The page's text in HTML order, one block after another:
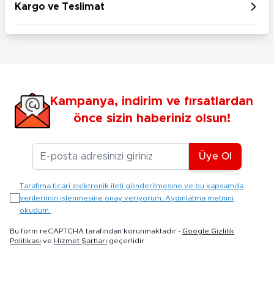
Kargo ve Teslimat
Kampanya, indirim ve fırsatlardan
önce sizin haberiniz olsun!
E-posta Adresiniz
Üye Ol
Tarafıma ticari elektronik ileti gönderilmesine ve bu kapsamda
verilerimin işlenmesine onay veriyorum. Aydınlatma metnini
okudum.
Bu form reCAPTCHA tarafından korunmaktadır - Google Gizlilik
Politikası ve Hizmet Şartları geçerlidir.